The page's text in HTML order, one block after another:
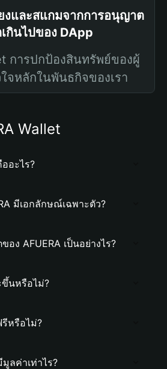
งและสแกมจากการอนุญาต
กินไปของ DApp
การปกป้องสินทรัพย์ของผู้
จหลักในพันธกิจของเรา
Wallet
อะไร?
มีเอกลักษณ์เฉพาะตัว?
ง AFUERA เป็นอย่างไร?
ขึ้นหรือไม่?
รีหรือไม่?
ลค่าเท่าไร?